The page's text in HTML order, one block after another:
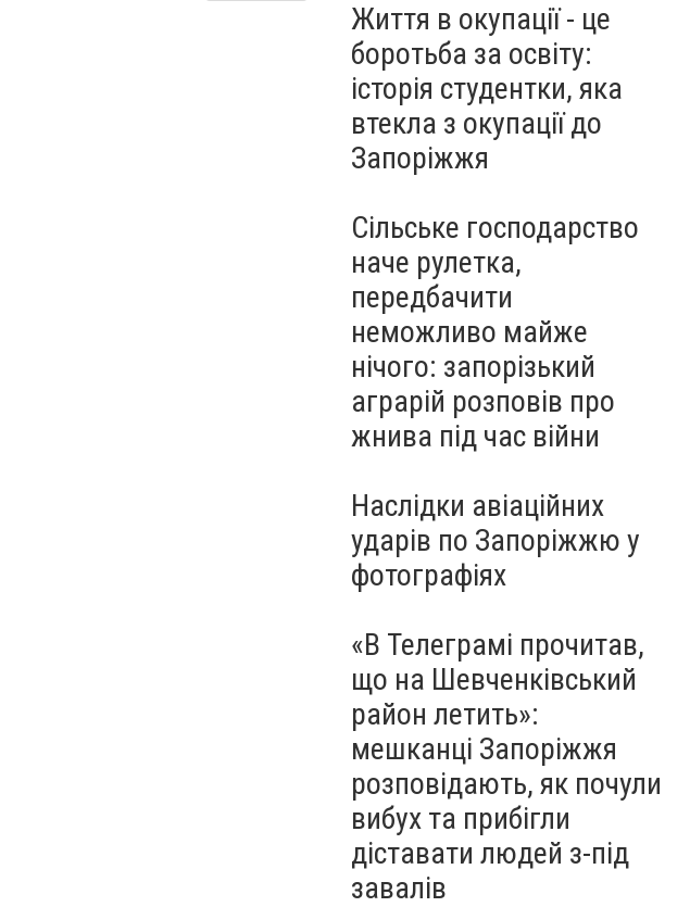
Життя в окупації - це
боротьба за освіту:
історія студентки, яка
втекла з окупації до
Запоріжжя
Сільське господарство
наче рулетка,
передбачити
неможливо майже
нічого: запорізький
аграрій розповів про
жнива під час війни
Наслідки авіаційних
ударів по Запоріжжю у
фотографіях
«В Телеграмі прочитав,
що на Шевченківський
район летить»:
мешканці Запоріжжя
розповідають, як почули
вибух та прибігли
діставати людей з-під
завалів